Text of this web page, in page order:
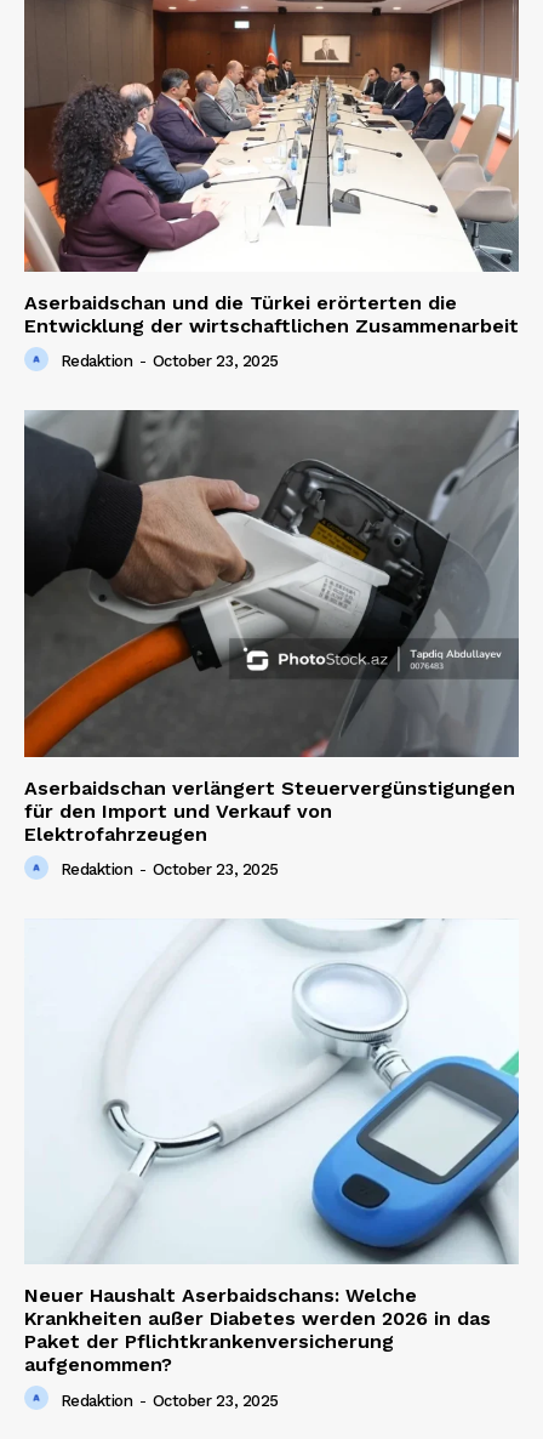
Aserbaidschan und die Türkei erörterten die
Entwicklung der wirtschaftlichen Zusammenarbeit
Redaktion - October 23, 2025
Aserbaidschan verlängert Steuervergünstigungen
für den Import und Verkauf von
Elektrofahrzeugen
Redaktion - October 23, 2025
Neuer Haushalt Aserbaidschans: Welche
Krankheiten außer Diabetes werden 2026 in das
Paket der Pflichtkrankenversicherung
aufgenommen?
Redaktion - October 23, 2025